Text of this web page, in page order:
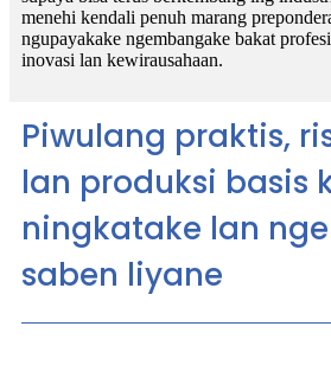
menehi kendali penuh marang
ngupayakake ngembangake bakat
inovasi lan kewirausahaan.
Piwulang praktis,
lan produksi basis
ningkatake lan
saben liyane